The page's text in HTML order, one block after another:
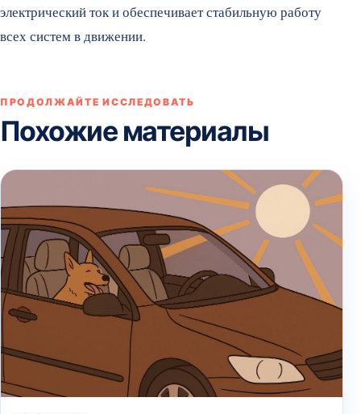
электрический ток и обеспечивает стабильную работу
всех систем в движении.
ПРОДОЛЖАЙТЕ ИССЛЕДОВАТЬ
Похожие материалы